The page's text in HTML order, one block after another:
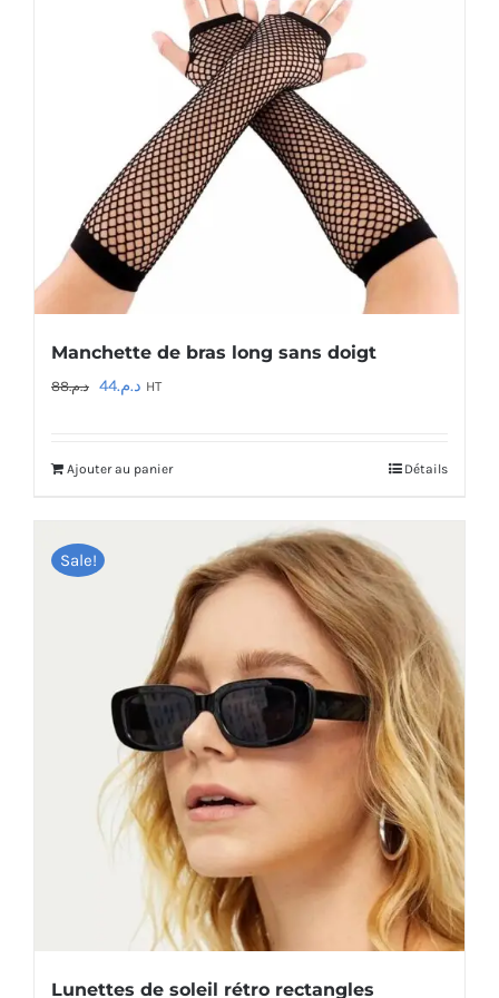
Manchette de bras long sans doigt
د.م.88
Le
était :
د.م.44
Le
est :
HT
Ajouter au panier Détails
Sale!
Lunettes de soleil rétro rectangles